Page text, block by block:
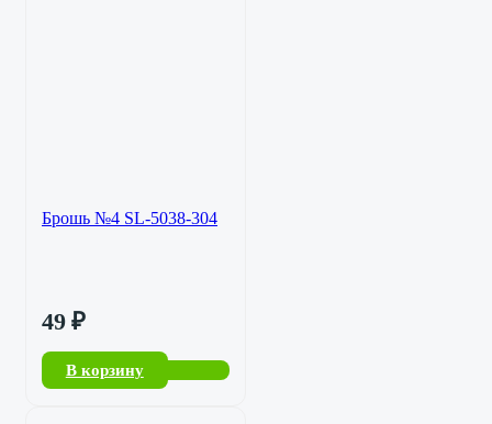
Брошь №4 SL-5038-304
49 ₽
В корзину